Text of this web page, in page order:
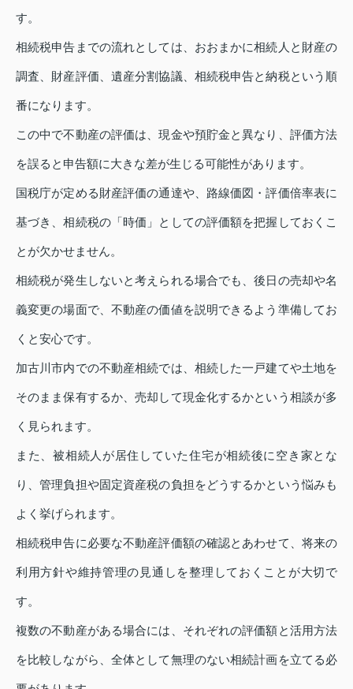
す。
相続税申告までの流れとしては、おおまかに相続人と財産の
調査、財産評価、遺産分割協議、相続税申告と納税という順
番になります。
この中で不動産の評価は、現金や預貯金と異なり、評価方法
を誤ると申告額に大きな差が生じる可能性があります。
国税庁が定める財産評価の通達や、路線価図・評価倍率表に
基づき、相続税の「時価」としての評価額を把握しておくこ
とが欠かせません。
相続税が発生しないと考えられる場合でも、後日の売却や名
義変更の場面で、不動産の価値を説明できるよう準備してお
くと安心です。
加古川市内での不動産相続では、相続した一戸建てや土地を
そのまま保有するか、売却して現金化するかという相談が多
く見られます。
また、被相続人が居住していた住宅が相続後に空き家とな
り、管理負担や固定資産税の負担をどうするかという悩みも
よく挙げられます。
相続税申告に必要な不動産評価額の確認とあわせて、将来の
利用方針や維持管理の見通しを整理しておくことが大切で
す。
複数の不動産がある場合には、それぞれの評価額と活用方法
を比較しながら、全体として無理のない相続計画を立てる必